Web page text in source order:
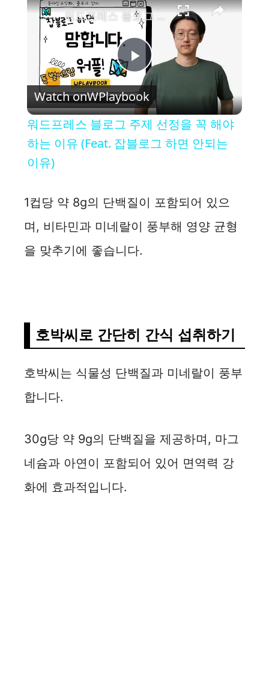
P
l
a
V
i
e
워드프레스 블로그 주제 선정을 꼭 해야하는 이유 (Feat. 잡블로그 하면 안되는 이유)
Watch onWPlaybook
워드프레스 블로그 주제 선정을 꼭 해야
하는 이유 (Feat. 잡블로그 하면 안되는
이유)
1컵당 약 8g의 단백질이 포함되어 있으
며, 비타민과 미네랄이 풍부해 영양 균형
을 맞추기에 좋습니다.
호박씨로 간단히 간식 섭취하기
호박씨는 식물성 단백질과 미네랄이 풍부
합니다.
30g당 약 9g의 단백질을 제공하며, 마그
네슘과 아연이 포함되어 있어 면역력 강
화에 효과적입니다.